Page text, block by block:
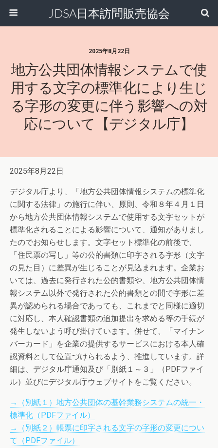
JDSA日本訪問販売協会
2025年8月22日
地方公共団体情報システムで使
用する文字の標準化により生じ
る字形の変更に伴う影響への対
応について【デジタル庁】
2025年8月22日
デジタル庁より、「地方公共団体情報システムの標準化
に関する法律」の施行に伴い、原則、令和８年４月１日
から地方公共団体情報システムで使用する文字セットが
標準化されることによる影響について、通知がありまし
たのでお知らせします。文字セット標準化の前後で、
「住民票の写し」等の公的書類に印字される字形（文字
の見た目）に差異が生じることが見込まれます。企業お
いては、過去に発行された公的書類や、地方公共団体情
報システム以外で発行された公的書類との間で字形に差
異が認められる場合であっても、これまでと同様に適切
に対応し、本人確認書類の追加提出を求める等の手続が
発生しないよう呼び掛けています。併せて、「マイナン
バーカード」を企業の提供するサービスにおける本人確
認資料として位置づけられるよう、推進しています。詳
細は、デジタル庁通知及び「別紙１～３」（PDFファイ
ル）並びにデジタル庁ウェブサイトをご覧ください。
→（別紙１）地方公共団体の基幹業務システムの統一・
標準化（PDFファイル）
→（別紙２）帳票に印字される文字の字形の変更につい
て（PDFファイル）